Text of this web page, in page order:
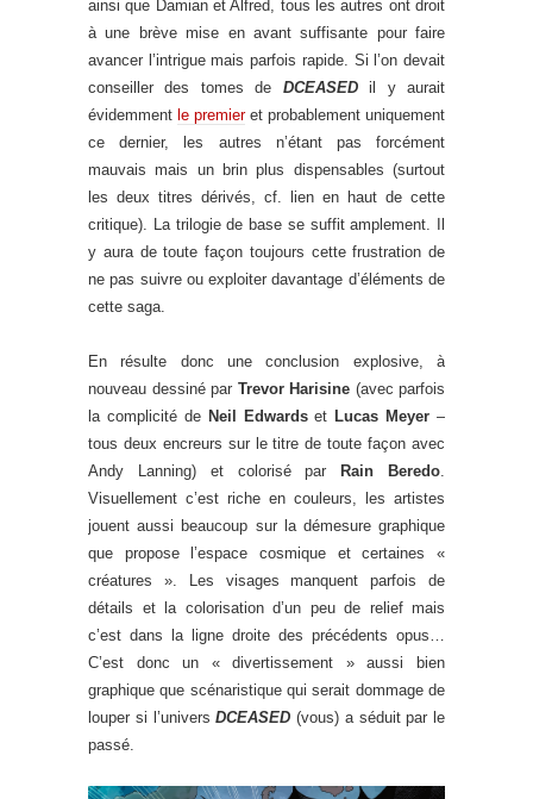
ainsi que Damian et Alfred, tous les autres ont droit
à une brève mise en avant suffisante pour faire
avancer l’intrigue mais parfois rapide. Si l’on devait
conseiller des tomes de DCEASEDil y aurait
évidemment le premieret probablement uniquement
ce dernier, les autres n’étant pas forcément
mauvais mais un brin plus dispensables (surtout
les deux titres dérivés, cf. lien en haut de cette
critique). La trilogie de base se suffit amplement. Il
y aura de toute façon toujours cette frustration de
ne pas suivre ou exploiter davantage d’éléments de
cette saga.
En résulte donc une conclusion explosive, à
nouveau dessiné par Trevor Harisine (avec parfois
la complicité de Neil Edwardset Lucas Meyer –
tous deux encreurs sur le titre de toute façon avec
Andy Lanning) et colorisé par
Rain Beredo.
Visuellement c’est riche en couleurs, les artistes
jouent aussi beaucoup sur la démesure graphique
que propose l’espace cosmique et certaines «
créatures ». Les visages manquent parfois de
détails et la colorisation d’un peu de relief mais
c’est dans la ligne droite des précédents opus…
C’est donc un « divertissement » aussi bien
graphique que scénaristique qui serait dommage de
louper si l’universDCEASED (vous) a séduit par le
passé.